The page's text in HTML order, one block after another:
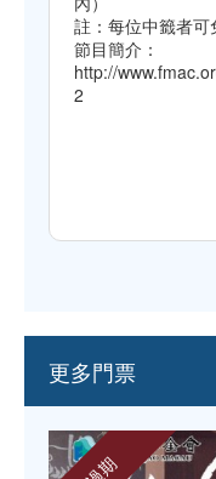
註：每位中籤者可
節目簡介：
http://
2
更多門票